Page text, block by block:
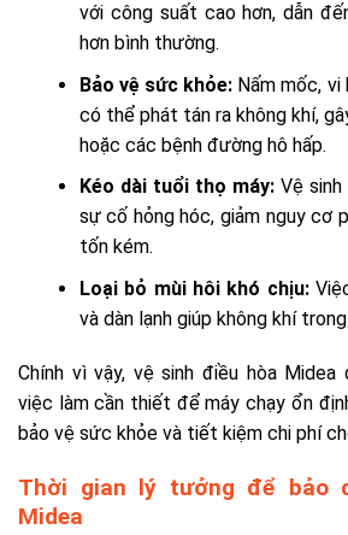
với công suất cao hơn, dẫn
hơn bình thường.
Bảo vệ sức khỏe: Nấm mốc, vi
có thể phát tán ra không khí,
hoặc các bệnh đường hô hấp.
Kéo dài tuổi thọ máy:Vệ sinh
sự cố hỏng hóc, giảm nguy cơ
tốn kém.
Loại bỏ mùi hôi khó chịu:
và dàn lạnh giúp không khí
Chính vì vậy, vệ sinh điều hòa
việc làm cần thiết để máy chạy ổn
bảo vệ sức khỏe và tiết kiệm chi phí
Thời gian lý tưởng để bảo
Midea